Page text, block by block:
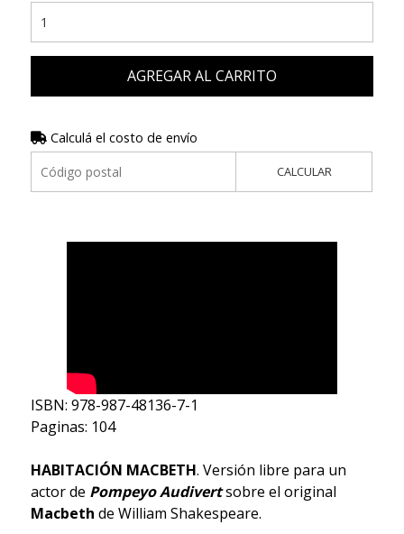
AGREGAR AL CARRITO
Calculá el costo de envío
CALCULAR
ISBN: 978-987-48136-7-1
Paginas: 104
HABITACIÓN MACBETH. Versión libre para un
actor de Pompeyo Audivertsobre el original
Macbeth de William Shakespeare.